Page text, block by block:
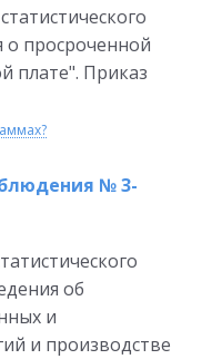
просроченной
плате". Приказ
№ 3-
об
и
и производстве